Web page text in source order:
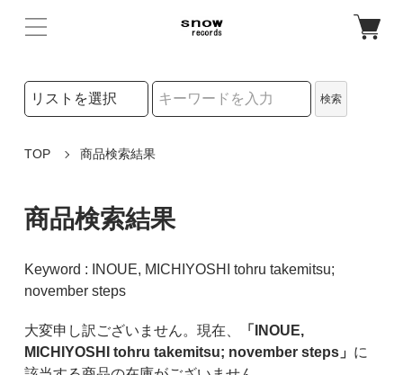
検索リストの選択
検索
TOP 商品検索結果
商品検索結果
Keyword : INOUE, MICHIYOSHI tohru takemitsu;
november steps
大変申し訳ございません。現在、
「INOUE,
MICHIYOSHI tohru takemitsu; november steps」 に